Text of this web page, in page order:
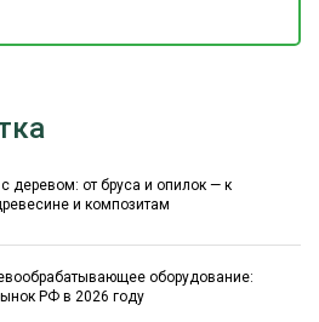
деревом: от бруса и опилок — к
и композитам
оборудование:
РФ в 2026 году